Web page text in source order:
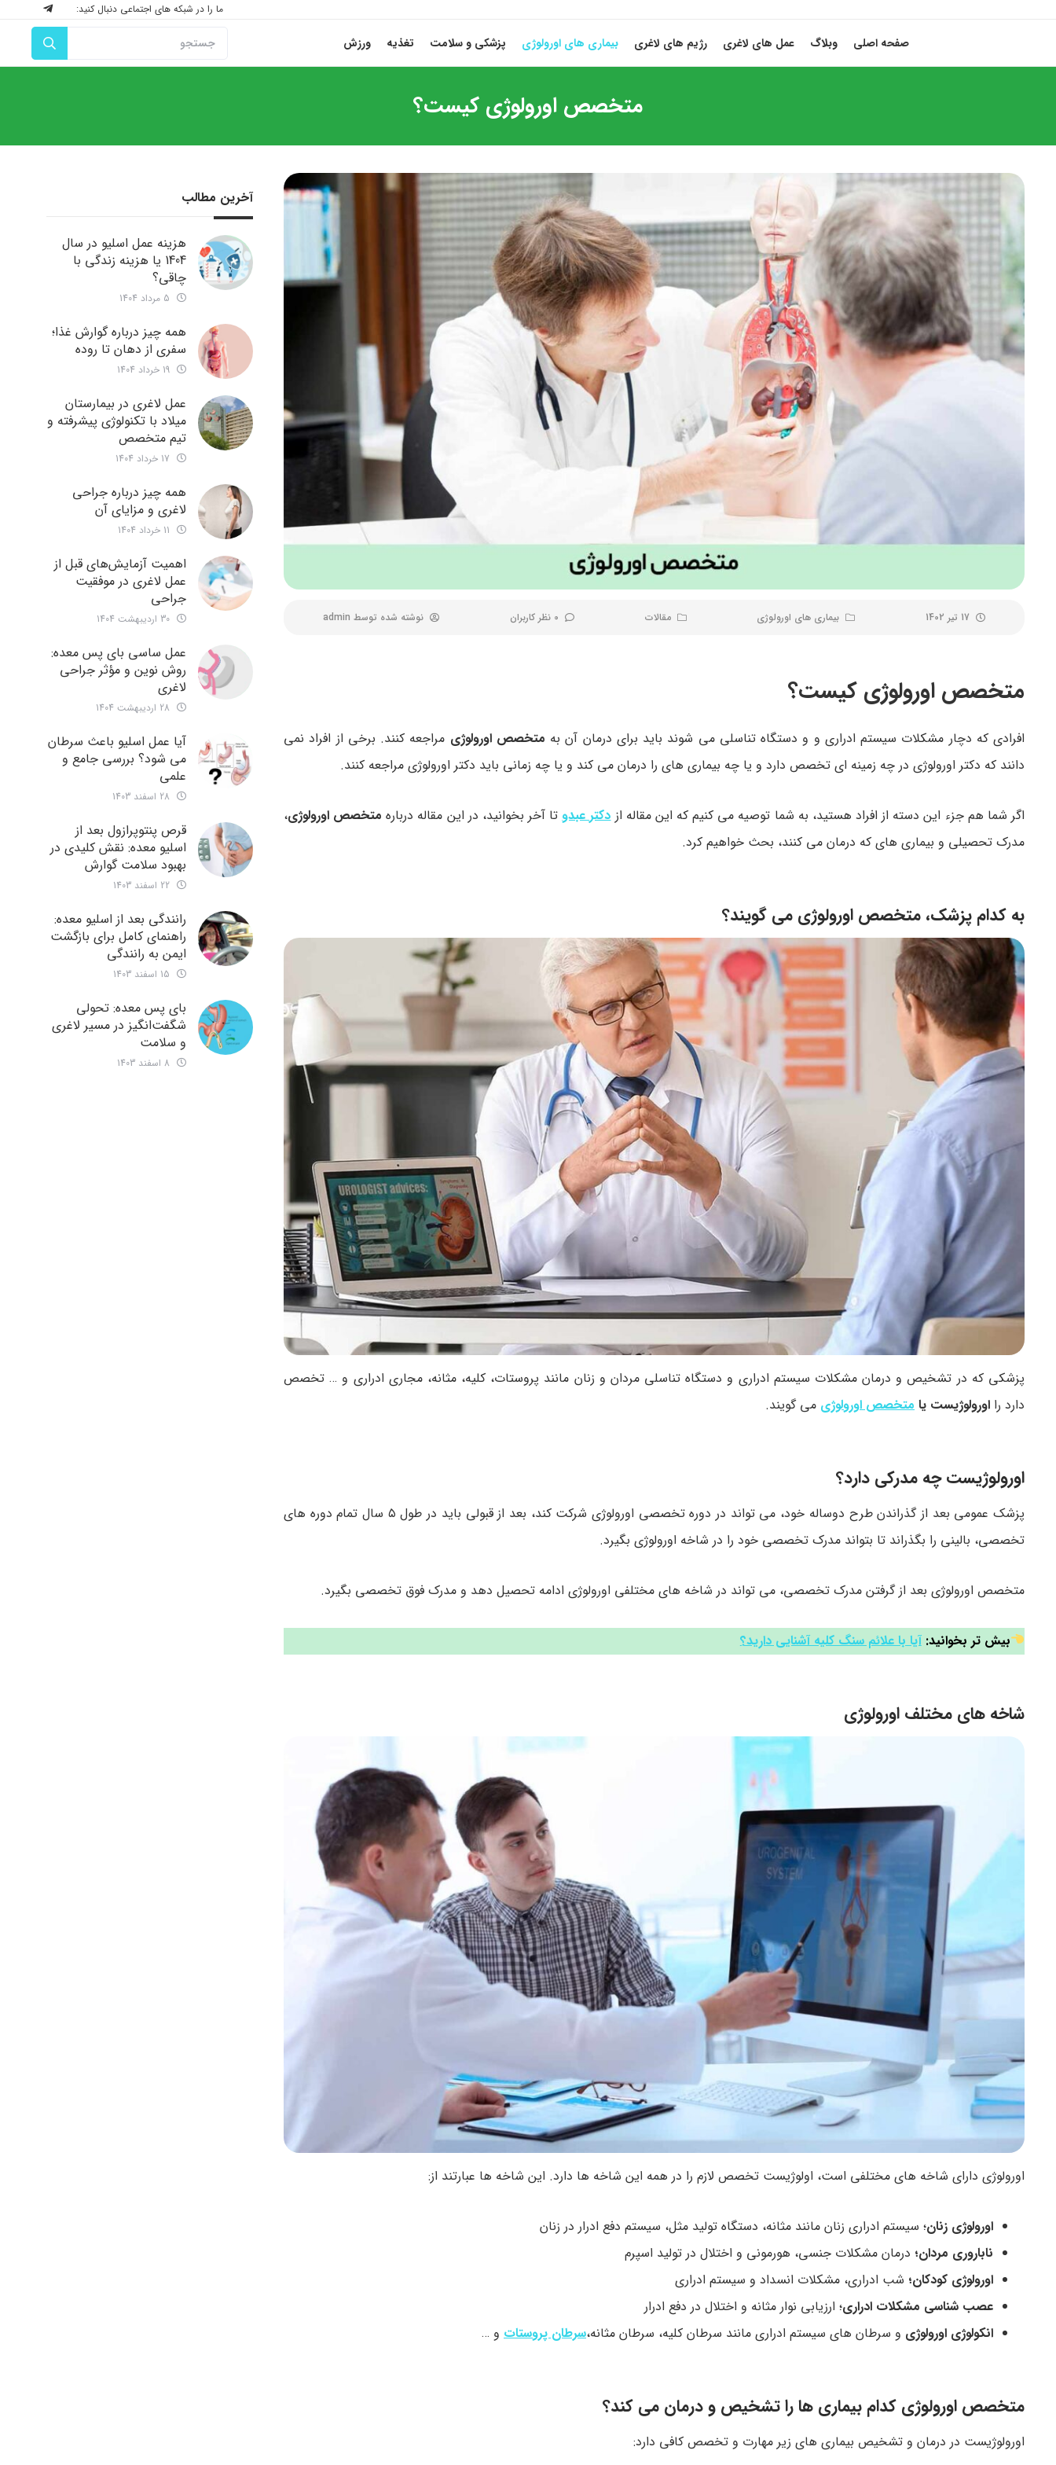
ما را در شبکه های اجتماعی دنبال کنید:
صفحه اصلی وبلاگ عمل های لاغری رژیم های لاغری بیماری های اورولوژی پزشکی و سلامت تغذیه ورزش
متخصص اورولوژی کیست؟
17 تیر 1402 بیماری های اورولوژی مقالات 0 نظر کاربران نوشته شده توسط admin
متخصص اورولوژی کیست؟
افرادی که دچار مشکلات سیستم ادراری و و دستگاه تناسلی می شوند باید برای درمان آن به متخصص اورولوژی مراجعه کنند. برخی از افراد نمی
دانند که دکتر اورولوژی در چه زمینه ای تخصص دارد و یا چه بیماری های را درمان می کند و یا چه زمانی باید دکتر اورولوژی مراجعه کنند.
اگر شما هم جزء این دسته از افراد هستید، به شما توصیه می کنیم که این مقاله ازدکتر عبدوتا آخر بخوانید، در این مقاله درباره متخصص اورولوژی،
مدرک تحصیلی و بیماری های که درمان می کنند، بحث خواهیم کرد.
به کدام پزشک، متخصص اورولوژی می گویند؟
پزشکی که در تشخیص و درمان مشکلات سیستم ادراری و دستگاه تناسلی مردان و زنان مانند پروستات، کلیه، مثانه، مجاری ادراری و … تخصص
دارد را اورولوژیست یا متخصص اورولوژی می گویند.
اورولوژیست چه مدرکی دارد؟
پزشک عمومی بعد از گذراندن طرح دوساله خود، می تواند در دوره تخصصی اورولوژی شرکت کند، بعد از قبولی باید در طول ۵ سال تمام دوره های
تخصصی، بالینی را بگذراند تا بتواند مدرک تخصصی خود را در شاخه اورولوژی بگیرد.
متخصص اورولوژی بعد از گرفتن مدرک تخصصی، می تواند در شاخه های مختلفی اورولوژی ادامه تحصیل دهد و مدرک فوق تخصصی بگیرد.
بیش تر بخوانید:آیا با علائم سنگ کلیه آشنایی دارید؟
شاخه های مختلف اورولوژی
اورولوژی دارای شاخه های مختلفی است، اولوژیست تخصص لازم را در همه این شاخه ها دارد. این شاخه ها عبارتند از:
اورولوژی زنان؛ سیستم ادراری زنان مانند مثانه، دستگاه تولید مثل، سیستم دفع ادرار در زنان
ناباروری مردان؛ درمان مشکلات جنسی، هورمونی و اختلال در تولید اسپرم
اورولوژی کودکان؛ شب ادراری، مشکلات انسداد و سیستم ادراری
عصب شناسی مشکلات ادراری؛ ارزیابی نوار مثانه و اختلال در دفع ادرار
انکولوژی اورولوژی و سرطان های سیستم ادراری مانند سرطان کلیه، سرطان مثانه،سرطان پروستات و …
متخصص اورولوژی کدام بیماری ها را تشخیص و درمان می کند؟
اورولوژیست در درمان و تشخیص بیماری های زیر مهارت و تخصص کافی دارد:
آخرین مطالب
هزینه عمل اسلیو در سال
1404 یا هزینه زندگی با
چاقی؟
همه چیز درباره گوارش غذا؛
سفری از دهان تا روده
عمل لاغری در بیمارستان
میلاد با تکنولوژی پیشرفته و
تیم متخصص
همه چیز درباره جراحی
لاغری و مزایای آن
اهمیت آزمایش‌های قبل از
عمل لاغری در موفقیت
جراحی
عمل ساسی بای پس معده:
روش نوین و مؤثر جراحی
لاغری
آیا عمل اسلیو باعث سرطان
می شود؟ بررسی جامع و
علمی
قرص پنتوپرازول بعد از
اسلیو معده: نقش کلیدی در
بهبود سلامت گوارش
رانندگی بعد از اسلیو معده:
راهنمای کامل برای بازگشت
ایمن به رانندگی
بای پس معده: تحولی
شگفت‌انگیز در مسیر لاغری
و سلامت